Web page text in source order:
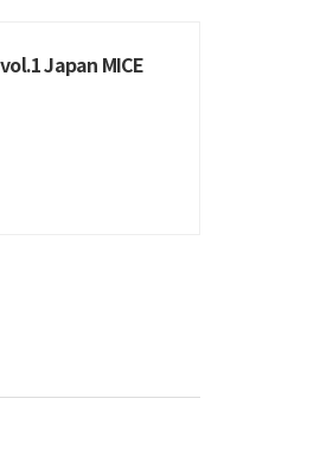
Japan MICE